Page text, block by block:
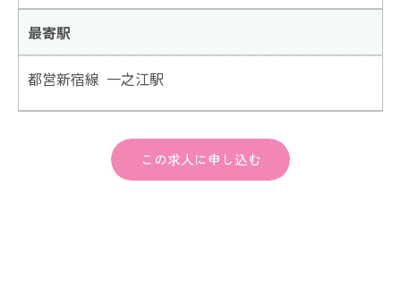
最寄駅
都営新宿線 一之江駅
この求人に申し込む